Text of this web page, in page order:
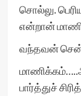
சொல்லு.
என்றான்
வந்தவன்
பார்த்துச்